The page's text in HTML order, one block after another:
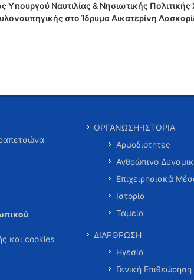
Υπουργού Ναυτιλίας & Νησιωτικής
στο Ίδρυμα Αικατερίνη
και cookies
ΟΡΓΑΝΩΣΗ-ΙΣΤΟΡΙΑ
Αρμοδιότητες
Ανθρώπινο
Επιχειρησιακά
Ιστορία
Ταμεία
ΔΙΑΡΘΡΩΣΗ
Ηγεσία
Γενική